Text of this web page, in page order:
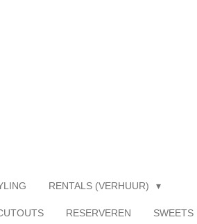
RENTALS (VERHUUR)
RESERVEREN SWEETS